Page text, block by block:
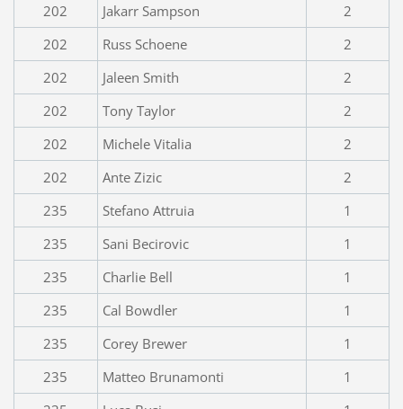
202
Jakarr Sampson
2
202
Russ Schoene
2
202
Jaleen Smith
2
202
Tony Taylor
2
202
Michele Vitalia
2
202
Ante Zizic
2
235
Stefano Attruia
1
235
Sani Becirovic
1
235
Charlie Bell
1
235
Cal Bowdler
1
235
Corey Brewer
1
235
Matteo Brunamonti
1